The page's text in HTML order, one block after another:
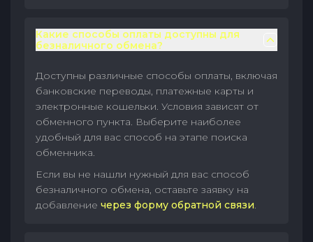
Какие способы оплаты доступны для
безналичного обмена?
Доступны различные способы оплаты, включая
банковские переводы, платежные карты и
электронные кошельки. Условия зависят от
обменного пункта. Выберите наиболее
удобный для вас способ на этапе поиска
обменника.
Если вы не нашли нужный для вас способ
безналичного обмена, оставьте заявку на
добавление через форму обратной связи.